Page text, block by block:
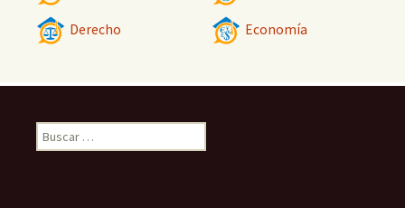
Derecho Economía
Buscar: